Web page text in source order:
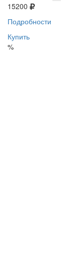
15200
Подробности
Купить
%